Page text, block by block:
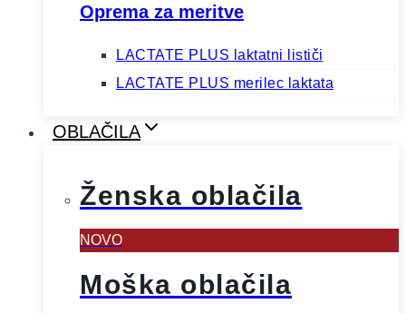
Oprema za meritve
LACTATE PLUS laktatni lističi
LACTATE PLUS merilec laktata
OBLAČILA
Ženska oblačila
NOVO
Moška oblačila